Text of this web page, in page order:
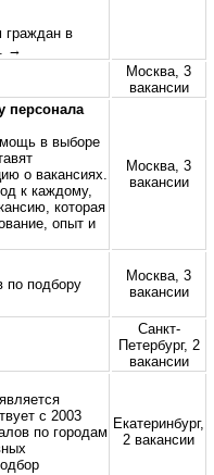
граждан в
→
Москва, 3
вакансии
персонала
в выборе
о вакансиях.
к каждому,
которая
опыт и
Москва, 3
вакансии
по подбору
Москва, 3
вакансии
Санкт-
Петербург, 2
вакансии
с 2003
по городам
Екатеринбург,
2 вакансии